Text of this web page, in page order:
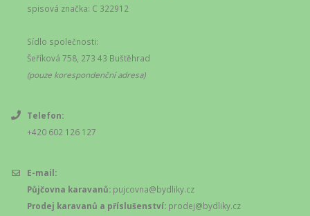
spisová značka: C 322912
Sídlo společnosti:
Šeříková 758, 273 43 Buštěhrad
(pouze korespondenční adresa)
Telefon:
+420 602 126 127
E-mail:
Půjčovna karavanů: pujcovna@bydliky.cz
Prodej karavanů a příslušenství: prodej@bydliky.cz